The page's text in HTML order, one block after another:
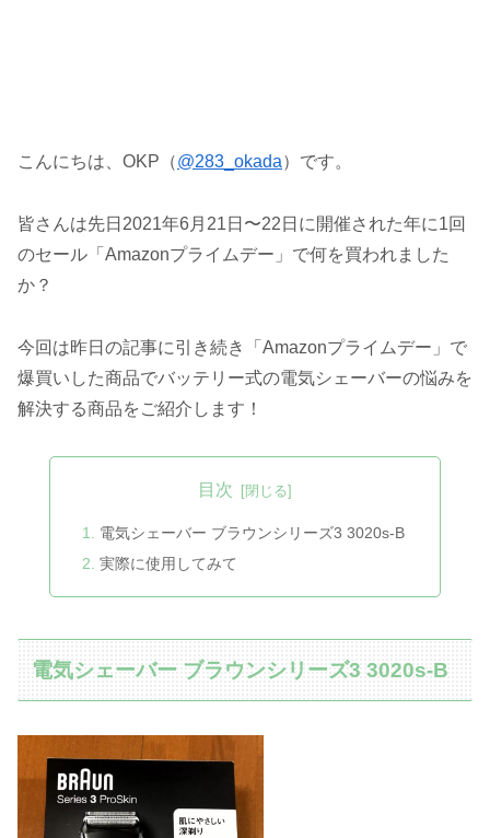
こんにちは、OKP（@283_okada）です。
皆さんは先日2021年6月21日〜22日に開催された年に1回
のセール「Amazonプライムデー」で何を買われました
か？
今回は昨日の記事に引き続き「Amazonプライムデー」で
爆買いした商品でバッテリー式の電気シェーバーの悩みを
解決する商品をご紹介します！
目次
電気シェーバー ブラウンシリーズ3 3020s-B
実際に使用してみて
電気シェーバー ブラウンシリーズ3 3020s-B